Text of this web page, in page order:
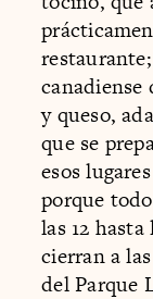
canadiense
y queso,
que se
esos
porque
las 12
cierran a
del Parque